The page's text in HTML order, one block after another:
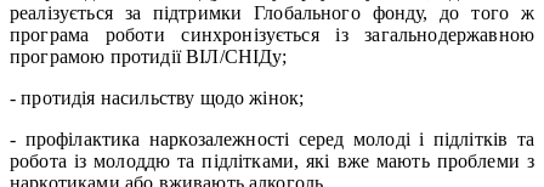
реалізується за підтримки Глобального фонду, до того ж
програма роботи синхронізується із загальнодержавною
програмою протидії ВІЛ/СНІДу;
- протидія насильству щодо жінок;
- профілактика наркозалежності серед молоді і підлітків та
робота із молоддю та підлітками, які вже мають проблеми з
наркотиками або вживають алкоголь.